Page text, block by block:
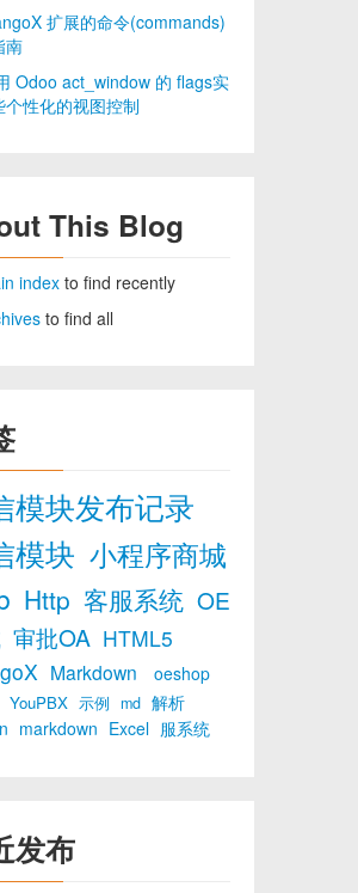
扩展的命令(commands)
南
Odoo act_window 的 flags实
个性化的视图控制
This Blog
index to find recently
to find all
模块发布记录
模块 小程序商城
Http 客服系统 OE
审批OA HTML5
Markdown
oeshop
YouPBX 示例 md 解析
markdown Excel 服系统
发布